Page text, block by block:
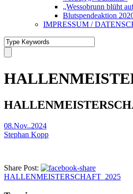
„Wessobrunn blüht
Blutspendeaktion
IMPRESSUM /
08.Nov..2024
Stephan Kopp
Share Post:
HALLENMEISTERSCHAFT_2025